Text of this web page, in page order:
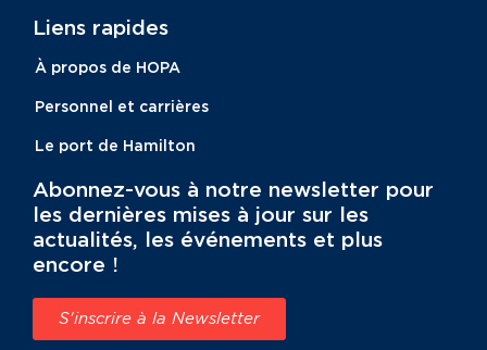
Liens rapides
À propos de HOPA
Personnel et carrières
Le port de Hamilton
Abonnez-vous à notre newsletter pour
les dernières mises à jour sur les
actualités, les événements et plus
encore !
S'inscrire à la Newsletter